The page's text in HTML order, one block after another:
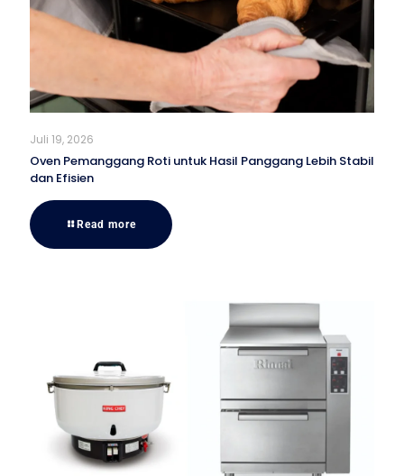
Juli 19, 2026
Oven Pemanggang Roti untuk Hasil Panggang Lebih Stabil
dan Efisien
Read more